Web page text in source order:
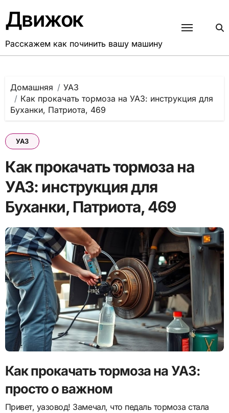
содержанию
Движок
Расскажем как починить вашу машину
Домашняя
УАЗ
Как прокачать тормоза на УАЗ: инструкция для
Буханки, Патриота, 469
УАЗ
Как прокачать тормоза на
УАЗ: инструкция для
Буханки, Патриота, 469
Как прокачать тормоза на УАЗ:
просто о важном
Привет, уазовод! Замечал, что педаль тормоза стала